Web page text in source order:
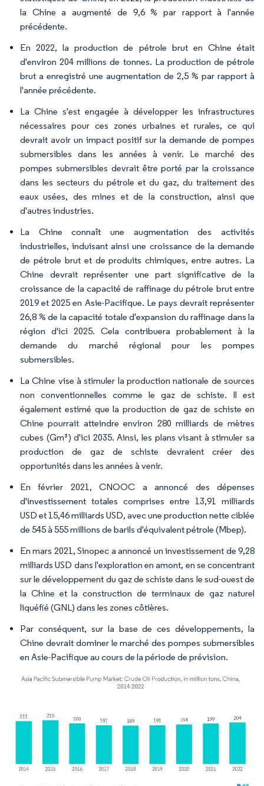
la Chine a augmenté de 9,6 % par rapport à l'année
précédente.
En 2022, la production de pétrole brut en Chine était
d'environ 204 millions de tonnes. La production de pétrole
brut a enregistré une augmentation de 2,5 % par rapport à
l'année précédente.
La Chine s'est engagée à développer les infrastructures
nécessaires pour ces zones urbaines et rurales, ce qui
devrait avoir un impact positif sur la demande de pompes
submersibles dans les années à venir. Le marché des
pompes submersibles devrait être porté par la croissance
dans les secteurs du pétrole et du gaz, du traitement des
eaux usées, des mines et de la construction, ainsi que
d'autres industries.
La Chine connaît une augmentation des activités
industrielles, induisant ainsi une croissance de la demande
de pétrole brut et de produits chimiques, entre autres. La
Chine devrait représenter une part significative de la
croissance de la capacité de raffinage du pétrole brut entre
2019 et 2025 en Asie-Pacifique. Le pays devrait représenter
26,8 % de la capacité totale d'expansion du raffinage dans la
région d'ici 2025. Cela contribuera probablement à la
demande du marché régional pour les pompes
submersibles.
La Chine vise à stimuler la production nationale de sources
non conventionnelles comme le gaz de schiste. Il est
également estimé que la production de gaz de schiste en
Chine pourrait atteindre environ 280 milliards de mètres
cubes (Gm³) d'ici 2035. Ainsi, les plans visant à stimuler sa
production de gaz de schiste devraient créer des
opportunités dans les années à venir.
En février 2021, CNOOC a annoncé des dépenses
d'investissement totales comprises entre 13,91 milliards
USD et 15,46 milliards USD, avec une production nette ciblée
de 545 à 555 millions de barils d'équivalent pétrole (Mbep).
En mars 2021, Sinopec a annoncé un investissement de 9,28
milliards USD dans l'exploration en amont, en se concentrant
sur le développement du gaz de schiste dans le sud-ouest de
la Chine et la construction de terminaux de gaz naturel
liquéfié (GNL) dans les zones côtières.
Par conséquent, sur la base de ces développements, la
Chine devrait dominer le marché des pompes submersibles
en Asie-Pacifique au cours de la période de prévision.